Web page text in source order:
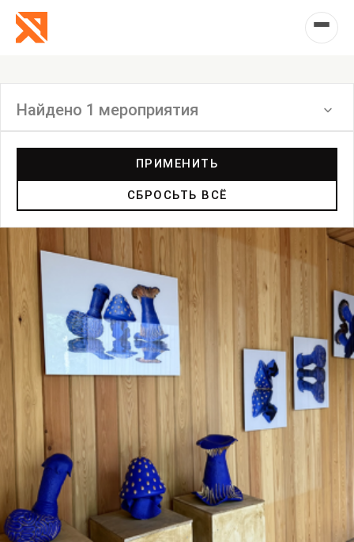
Найдено 1 мероприятия
Фестиваль
Анонс
Мастерские
Дискуссия
Пост-релиз
Пресс-конференция
Маркет
Ярмарка
Интервью
Open call
Экскурсия
Дискуссия
Cosmoscow 2024
Blazar 2024
Встречи
Круглый стол
ПРИМЕНИТЬ
СБРОСЬТЬ ВСЁ